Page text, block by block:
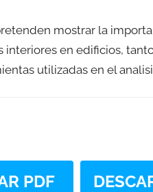
mostrar la
en edificios,
utilizadas en el
PDF